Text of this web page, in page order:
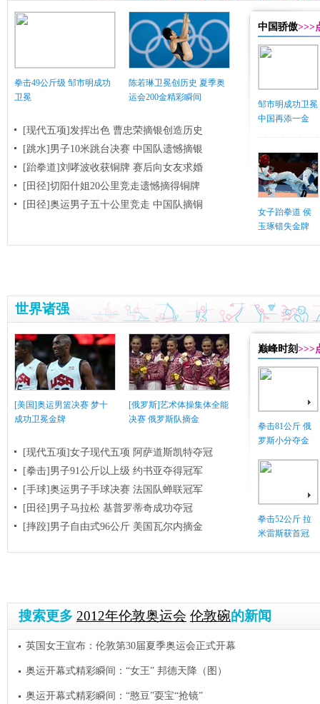
拳击49公斤级 邹市明成功
卫冕
陈若琳卫冕创历史 夏季奥
运会200金精彩瞬间
[现代五项]发挥出色 曹忠荣摘银创造历史
[跳水]男子10米跳台决赛 中国队遗憾摘银
[跆拳道]刘哮波收获铜牌 赛后向女友求婚
[田径]切阳什姐20公里竞走遗憾摘得铜牌
[田径]奥运男子五十公里竞走 中国队摘铜
中国骄傲>>>
邹市明成功卫冕
中国再添一金
女子跆拳道 侯
玉琢错失金牌
世界诸强
[美国]奥运男篮决赛 梦十
成功卫冕金牌
[俄罗斯]艺术体操集体全能
决赛 俄罗斯队摘金
[现代五项]女子现代五项 阿萨道斯凯特夺冠
[拳击]男子91公斤以上级 约书亚夺得冠军
[手球]奥运男子手球决赛 法国队蝉联冠军
[田径]男子马拉松 基普罗蒂奇成功夺冠
[摔跤]男子自由式96公斤 美国瓦尔内摘金
巅峰时刻>>>
拳击81公斤 俄
罗斯小分夺金
拳击52公斤 拉
米雷斯获首冠
搜索更多 2012年伦敦奥运会 伦敦碗的新闻
英国女王宣布：伦敦第30届夏季奥运会正式开幕
奥运开幕式精彩瞬间：“女王” 邦德天降（图）
奥运开幕式精彩瞬间：“憨豆”耍宝“抢镜”